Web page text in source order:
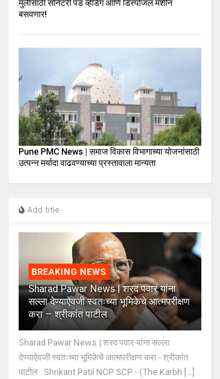
मुलींसाठी सॅनिटरी पॅड व्हेंडिंग आणि डिस्पोजल मशीन
बसवणार!
Pune PMC News | समाज विकास विभागाच्या योजनांसाठी
उत्पन्न मर्यादा वाढवण्याच्या प्रस्तावाला मान्यता
Add title
BREAKING NEWS
Sharad Pawar News | शरद पवार यांना
सल्ला देण्याऐवजी स्वतःच्या भूमिकेचे आत्मपरीक्षण
करा – श्रीकांत पाटील
Sharad Pawar News | शरद पवार यांना सल्ला
देण्याऐवजी स्वतःच्या भूमिकेचे आत्मपरीक्षण करा - श्रीकांत
पाटील Shrikant Patil NCP SCP - (The Karbh [...]